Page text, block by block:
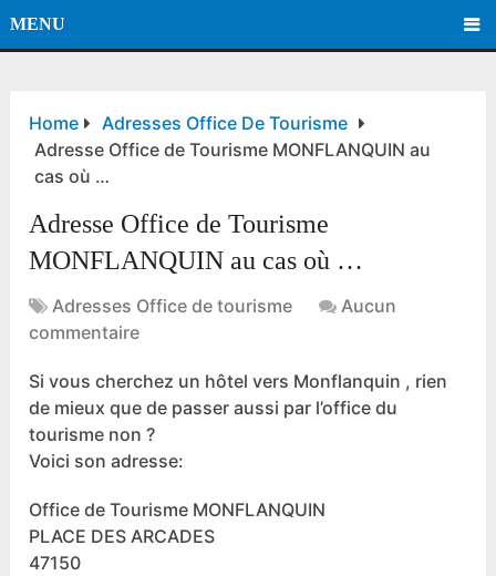
MENU
Home
Adresses Office De Tourisme
Adresse Office de Tourisme MONFLANQUIN au
cas où …
Adresse Office de Tourisme
MONFLANQUIN au cas où …
Adresses Office de tourisme
Aucun
commentaire
Si vous cherchez un hôtel vers Monflanquin , rien
de mieux que de passer aussi par l’office du
tourisme non ?
Voici son adresse:
Office de Tourisme MONFLANQUIN
PLACE DES ARCADES
47150